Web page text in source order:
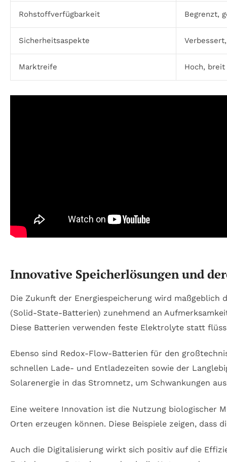
Rohstoffverfügbarkeit Begrenzt,
Sicherheitsaspekte
Marktreife Hoch,
Innovative Speicherlösungen und
Die Zukunft der Energiespeicherung wird
(Solid-State-Batterien) zunehmend an
Diese Batterien verwenden feste Elektrolyte statt
Ebenso sind Redox-Flow-Batterien für den
schnellen Lade- und Entladezeiten sowie der
Solarenergie in das Stromnetz, um Schwankungen
Eine weitere Innovation ist die Nutzung biologischer
Orten erzeugen können. Diese Beispiele zeigen,
Auch die Digitalisierung wirkt sich positiv auf die